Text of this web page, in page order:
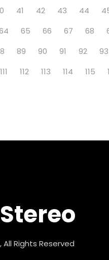
41 42 43 44
65 66 67 68
89 90 91 92 93
111 112 113 114 115
Rights Reserved